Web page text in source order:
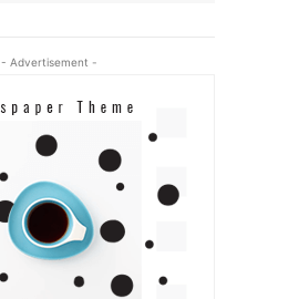
- Advertisement -